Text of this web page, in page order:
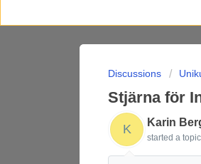
Discussions
Stjärna för
K Karin
started a topic